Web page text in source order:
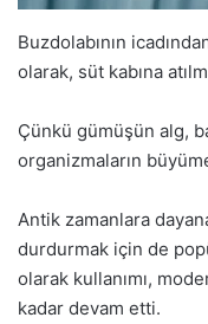
Buzdolabının
olarak, süt kabına
Çünkü gümüşün alg,
organizmaların
Antik zamanlara
durdurmak için de
olarak kullanımı,
kadar devam etti.